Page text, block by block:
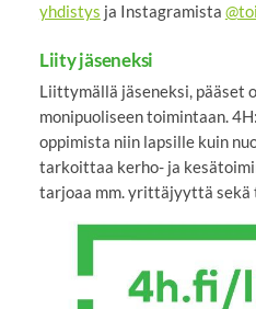
yhdistys ja Instagramista
Liity jäseneksi
Liittymällä jäseneksi, pääset
monipuoliseen toimintaan.
oppimista niin lapsille kuin
tarkoittaa kerho- ja
tarjoaa mm. yrittäjyyttä